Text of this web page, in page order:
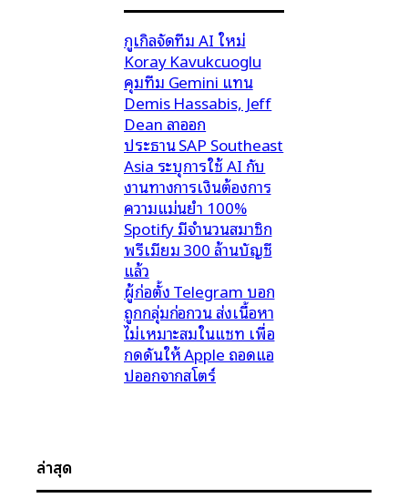
กูเกิลจัดทีม AI ใหม่
Koray Kavukcuoglu
คุมทีม Gemini แทน
Demis Hassabis, Jeff
Dean ลาออก
ประธาน SAP Southeast
Asia ระบุการใช้ AI กับ
งานทางการเงินต้องการ
ความแม่นยำ 100%
Spotify มีจำนวนสมาชิก
พรีเมียม 300 ล้านบัญชี
แล้ว
ผู้ก่อตั้ง Telegram บอก
ถูกกลุ่มก่อกวน ส่งเนื้อหา
ไม่เหมาะสมในแชท เพื่อ
กดดันให้ Apple ถอดแอ
ปออกจากสโตร์
ล่าสุด